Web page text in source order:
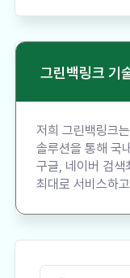
그린백링크 기
저희 그린백링크
솔루션을 통해 국
구글, 네이버 검색
최대로 서비스하